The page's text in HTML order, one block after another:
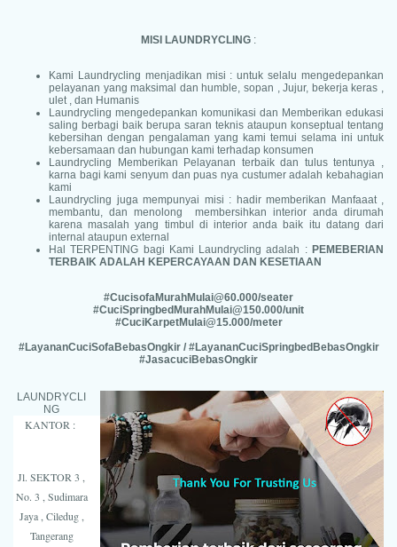
MISI LAUNDRYCLING :
Kami Laundrycling menjadikan misi : untuk selalu mengedepankan
pelayanan yang maksimal dan humble, sopan , Jujur, bekerja keras ,
ulet , dan Humanis
Laundrycling mengedepankan komunikasi dan Memberikan edukasi
saling berbagi baik berupa saran teknis ataupun konseptual tentang
kebersihan dengan pengalaman yang kami temui selama ini untuk
kebersamaan dan hubungan kami terhadap konsumen
Laundrycling Memberikan Pelayanan terbaik dan tulus tentunya ,
karna bagi kami senyum dan puas nya custumer adalah kebahagian
kami
Laundrycling juga mempunyai misi : hadir memberikan Manfaaat ,
membantu, dan menolong membersihkan interior anda dirumah
karena masalah yang timbul di interior anda baik itu datang dari
internal ataupun external
Hal TERPENTING bagi Kami Laundrycling adalah : PEMEBERIAN
TERBAIK ADALAH KEPERCAYAAN DAN KESETIAAN
#CucisofaMurahMulai@60.000/seater
#CuciSpringbedMurahMulai@150.000/unit
#CuciKarpetMulai@15.000/meter
#LayananCuciSofaBebasOngkir / #LayananCuciSpringbedBebasOngkir
#JasacuciBebasOngkir
LAUNDRYCLI
NG
KANTOR :
Jl. SEKTOR 3 ,
No. 3 , Sudimara
Jaya , Ciledug ,
Tangerang